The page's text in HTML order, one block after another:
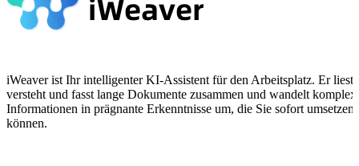
iWeaver ist Ihr intelligenter KI-Assistent für den Arbeitsplatz. Er liest,
versteht und fasst lange Dokumente zusammen und wandelt
Informationen in prägnante Erkenntnisse um, die Sie sofort umsetzen
können.